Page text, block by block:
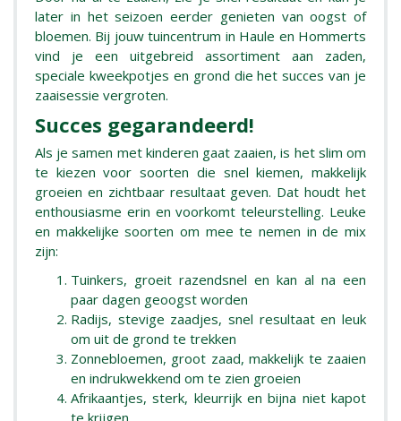
later in het seizoen eerder genieten van oogst of
bloemen. Bij jouw tuincentrum in Haule en Hommerts
vind je een uitgebreid assortiment aan zaden,
speciale kweekpotjes en grond die het succes van je
zaaisessie vergroten.
Succes gegarandeerd!
Als je samen met kinderen gaat zaaien, is het slim om
te kiezen voor soorten die snel kiemen, makkelijk
groeien en zichtbaar resultaat geven. Dat houdt het
enthousiasme erin en voorkomt teleurstelling. Leuke
en makkelijke soorten om mee te nemen in de mix
zijn:
Tuinkers, groeit razendsnel en kan al na een
paar dagen geoogst worden
Radijs, stevige zaadjes, snel resultaat en leuk
om uit de grond te trekken
Zonnebloemen, groot zaad, makkelijk te zaaien
en indrukwekkend om te zien groeien
Afrikaantjes, sterk, kleurrijk en bijna niet kapot
te krijgen